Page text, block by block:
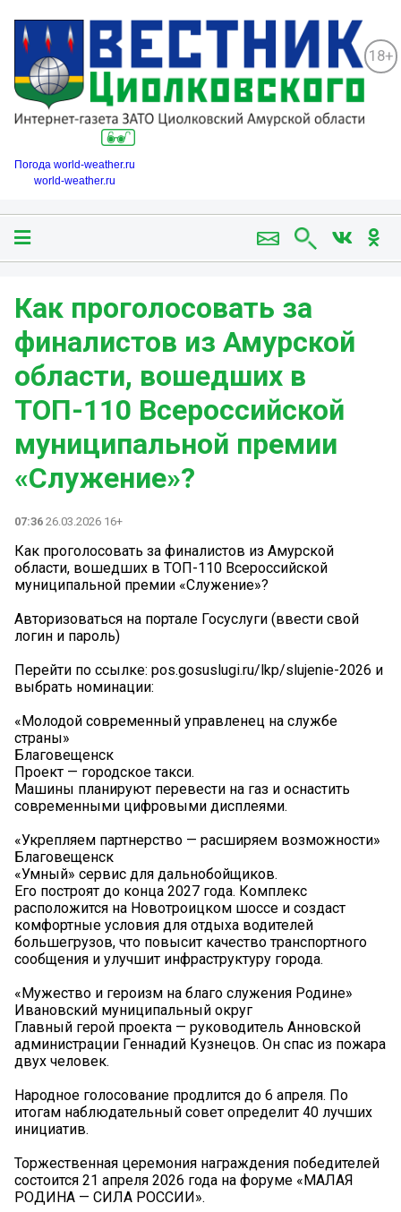
18+
Погода world-weather.ru
world-weather.ru
Как проголосовать за
финалистов из Амурской
области, вошедших в
ТОП-110 Всероссийской
муниципальной премии
«Служение»?
07:36 26.03.2026 16+
Как проголосовать за финалистов из Амурской
области, вошедших в ТОП-110 Всероссийской
муниципальной премии «Служение»?
Авторизоваться на портале Госуслуги (ввести свой
логин и пароль)
Перейти по ссылке: pos.gosuslugi.ru/lkp/slujenie-2026 и
выбрать номинации:
«Молодой современный управленец на службе
страны»
Благовещенск
Проект — городское такси.
Машины планируют перевести на газ и оснастить
современными цифровыми дисплеями.
«Укрепляем партнерство — расширяем возможности»
Благовещенск
«Умный» сервис для дальнобойщиков.
Его построят до конца 2027 года. Комплекс
расположится на Новотроицком шоссе и создаст
комфортные условия для отдыха водителей
большегрузов, что повысит качество транспортного
сообщения и улучшит инфраструктуру города.
«Мужество и героизм на благо служения Родине»
Ивановский муниципальный округ
Главный герой проекта — руководитель Анновской
администрации Геннадий Кузнецов. Он спас из пожара
двух человек.
Народное голосование продлится до 6 апреля. По
итогам наблюдательный совет определит 40 лучших
инициатив.
Торжественная церемония награждения победителей
состоится 21 апреля 2026 года на форуме «МАЛАЯ
РОДИНА — СИЛА РОССИИ».